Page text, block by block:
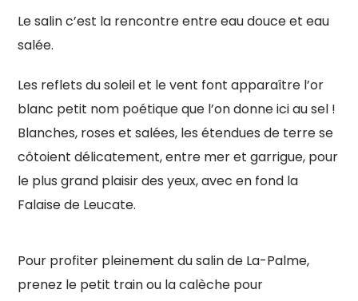
Le salin c’est la rencontre entre eau douce et eau
salée.
Les reflets du soleil et le vent font apparaître l’or
blanc petit nom poétique que l’on donne ici au sel !
Blanches, roses et salées, les étendues de terre se
côtoient délicatement, entre mer et garrigue, pour
le plus grand plaisir des yeux, avec en fond la
Falaise de Leucate.
Pour profiter pleinement du salin de La-Palme,
prenez le petit train ou la calèche pour